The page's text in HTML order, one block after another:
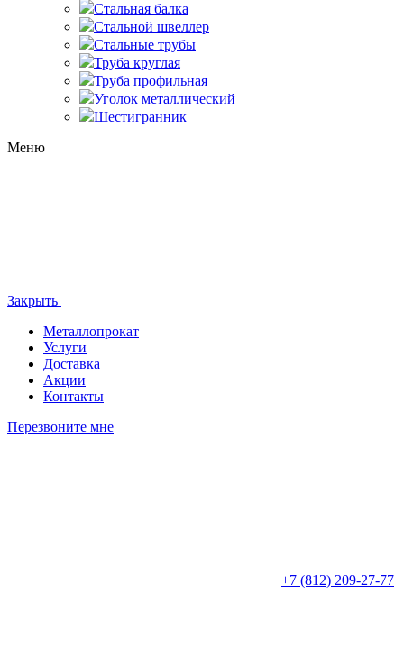
Стальная балка
Стальной швеллер
Стальные трубы
Труба круглая
Труба профильная
Уголок металлический
Шестигранник
Меню
Закрыть
Металлопрокат
Услуги
Доставка
Акции
Контакты
Перезвоните мне
+7 (812) 209-27-77